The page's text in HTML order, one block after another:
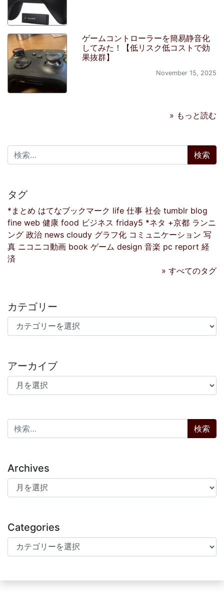
ゲームコントローラーを簡易静音化
してみた！【低リスク低コストで効
果抜群】
November 15, 2025
» もっと読む
検索:
タグ
*まとめ はてなブックマーク life 仕事 社会 tumblr blog
fine web 健康 food ビジネス friday5 *ネタ +京都 ランニ
ング 政治 news cloudy グラフ化 コミュニケーション 写
真 ニコニコ動画 book ゲーム design 音楽 pc report 経
済
» すべてのタグ
カテゴリー
カテゴリー
アーカイブ
アーカイブ
検索:
Archives
Archives
Categories
Categories